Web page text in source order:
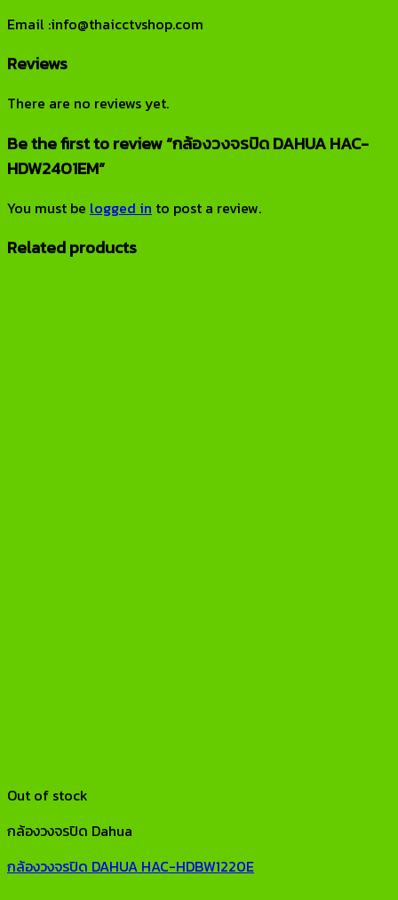
Email :info@thaicctvshop.com
Reviews
There are no reviews yet.
Be the first to review “กล้องวงจรปิด DAHUA HAC-
HDW2401EM”
You must be logged in to post a review.
Related products
Out of stock
กล้องวงจรปิด Dahua
กล้องวงจรปิด DAHUA HAC-HDBW1220E